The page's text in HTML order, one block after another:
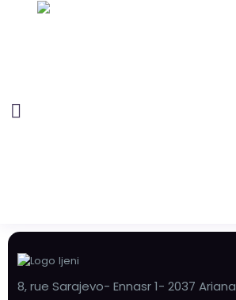
8, rue Sarajevo- Ennasr 1- 2037 Ariana